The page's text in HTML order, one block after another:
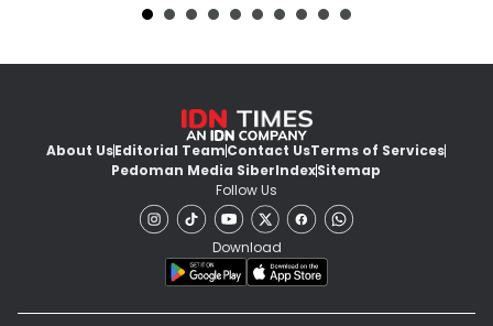
About UsEditorial TeamContact UsTerms of Services
Pedoman Media SiberIndexSitemap
Follow Us
Download